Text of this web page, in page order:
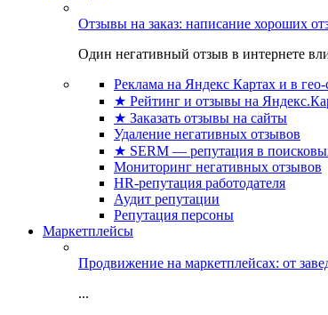
Отзывы на заказ: написание хороших
Один негативный отзыв в интернете
Реклама на Яндекс Картах и в гео-
★ Рейтинг и отзывы на
★ Заказать отзывы на сайты
Удаление негативных отзывов
★ SERM — репутация в
Мониторинг негативных отзывов
HR-репутация работодателя
Аудит репутации
Репутация персоны
Маркетплейсы
Продвижение на маркетплейсах: от
...